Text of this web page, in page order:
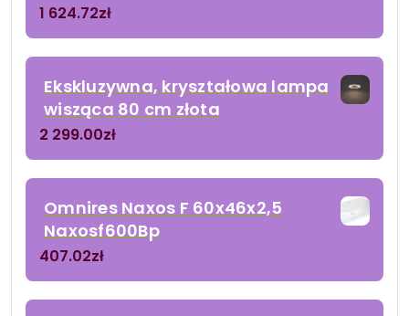
1 624.72zł
Ekskluzywna, kryształowa lampa
wisząca 80 cm złota
2 299.00zł
Omnires Naxos F 60x46x2,5
Naxosf600Bp
407.02zł